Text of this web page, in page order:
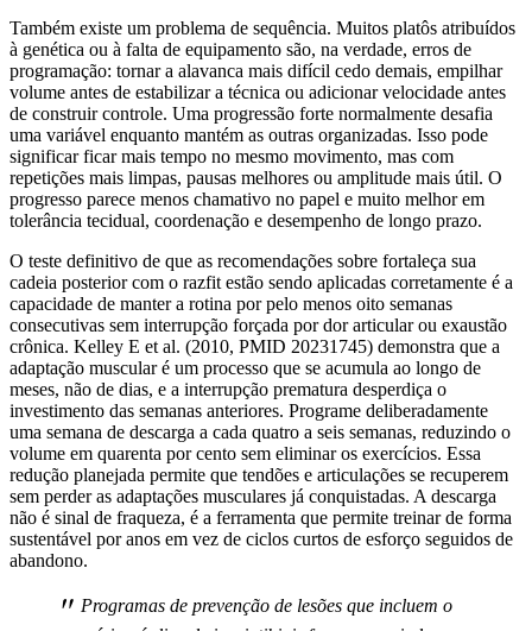
Também existe um problema de sequência. Muitos platôs atribuídos
à genética ou à falta de equipamento são, na verdade, erros de
programação: tornar a alavanca mais difícil cedo demais, empilhar
volume antes de estabilizar a técnica ou adicionar velocidade antes
de construir controle. Uma progressão forte normalmente desafia
uma variável enquanto mantém as outras organizadas. Isso pode
significar ficar mais tempo no mesmo movimento, mas com
repetições mais limpas, pausas melhores ou amplitude mais útil. O
progresso parece menos chamativo no papel e muito melhor em
tolerância tecidual, coordenação e desempenho de longo prazo.
O teste definitivo de que as recomendações sobre fortaleça sua
cadeia posterior com o razfit estão sendo aplicadas corretamente é a
capacidade de manter a rotina por pelo menos oito semanas
consecutivas sem interrupção forçada por dor articular ou exaustão
crônica. Kelley E et al. (2010, PMID 20231745) demonstra que a
adaptação muscular é um processo que se acumula ao longo de
meses, não de dias, e a interrupção prematura desperdiça o
investimento das semanas anteriores. Programe deliberadamente
uma semana de descarga a cada quatro a seis semanas, reduzindo o
volume em quarenta por cento sem eliminar os exercícios. Essa
redução planejada permite que tendões e articulações se recuperem
sem perder as adaptações musculares já conquistadas. A descarga
não é sinal de fraqueza, é a ferramenta que permite treinar de forma
sustentável por anos em vez de ciclos curtos de esforço seguidos de
abandono.
" Programas de prevenção de lesões que incluem o